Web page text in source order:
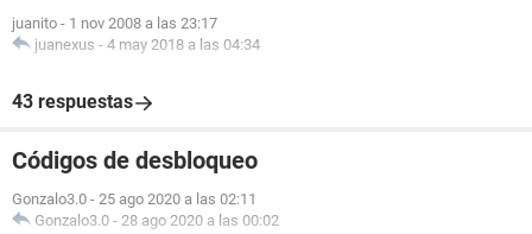
juanito - 1 nov 2008 a las 23:17
juanexus - 4 may 2018 a las 04:34
43 respuestas
Códigos de desbloqueo
Gonzalo3.0 - 25 ago 2020 a las 02:11
Gonzalo3.0 - 28 ago 2020 a las 00:02